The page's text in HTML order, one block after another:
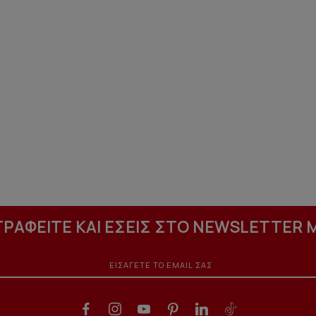
ΚΑΙ ΕΣΕΙΣ ΣΤΟ NEWSLETTER